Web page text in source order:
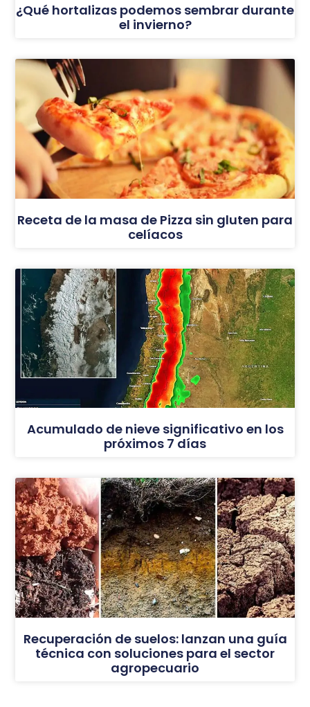
¿Qué hortalizas podemos sembrar durante
el invierno?
Receta de la masa de Pizza sin gluten para
celíacos
Acumulado de nieve significativo en los
próximos 7 días
Recuperación de suelos: lanzan una guía
técnica con soluciones para el sector
agropecuario